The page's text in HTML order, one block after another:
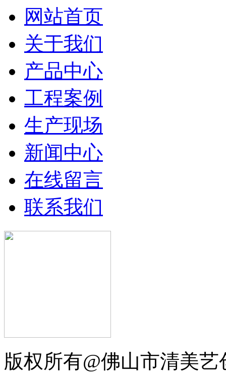
网站首页
关于我们
产品中心
工程案例
生产现场
新闻中心
在线留言
联系我们
版权所有@佛山市清美